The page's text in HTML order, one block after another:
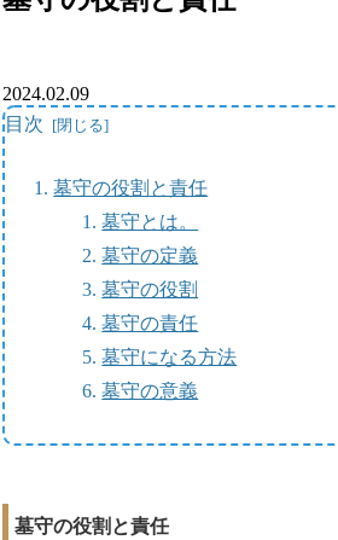
2024.02.09
目次
墓守の役割と責任
墓守とは。
墓守の定義
墓守の役割
墓守の責任
墓守になる方法
墓守の意義
墓守の役割と責任